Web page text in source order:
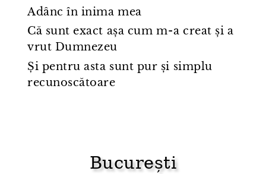
Adânc în inima mea
Că sunt exact așa cum m⁠-⁠a creat și a
vrut Dumnezeu
Și pentru asta sunt pur și simplu
recunoscătoare
București